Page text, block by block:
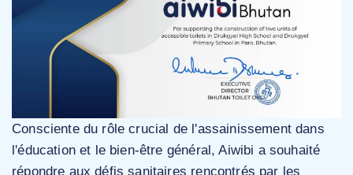
Consciente du rôle crucial de l'assainissement dans
l'éducation et le bien-être général, Aiwibi a souhaité
répondre aux défis sanitaires rencontrés par les